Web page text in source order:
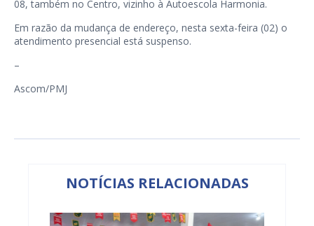
08, também no Centro, vizinho à Autoescola Harmonia.
Em razão da mudança de endereço, nesta sexta-feira (02) o
atendimento presencial está suspenso.
–
Ascom/PMJ
NOTÍCIAS RELACIONADAS